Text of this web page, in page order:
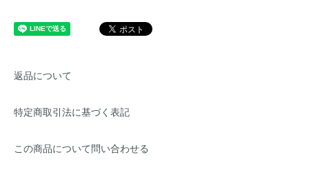
返品について
特定商取引法に基づく表記
この商品について問い合わせる